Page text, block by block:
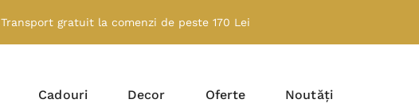
Transport gratuit la comenzi de peste 170 Lei
Cadouri Decor Oferte Noutăți